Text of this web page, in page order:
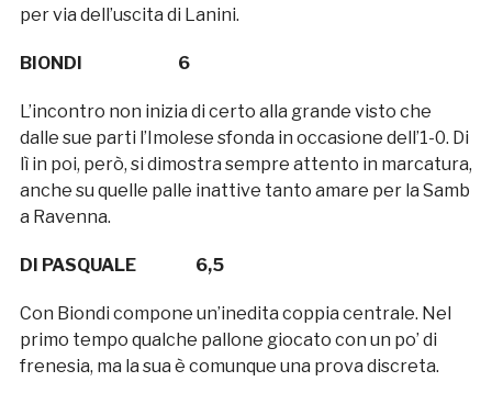
per via dell’uscita di Lanini.
BIONDI 6
L’incontro non inizia di certo alla grande visto che
dalle sue parti l’Imolese sfonda in occasione dell’1-0. Di
lì in poi, però, si dimostra sempre attento in marcatura,
anche su quelle palle inattive tanto amare per la Samb
a Ravenna.
DI PASQUALE 6,5
Con Biondi compone un’inedita coppia centrale. Nel
primo tempo qualche pallone giocato con un po’ di
frenesia, ma la sua è comunque una prova discreta.